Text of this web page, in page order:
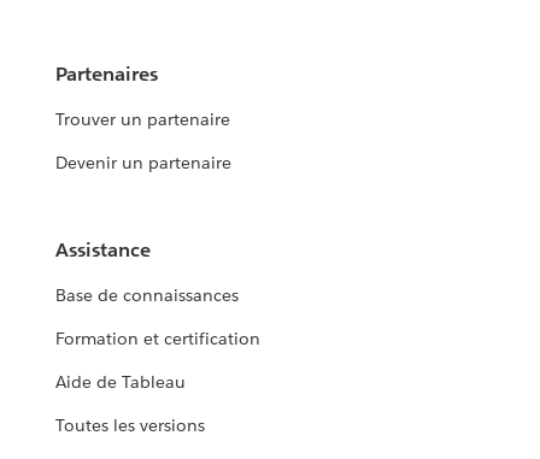
Partenaires
Trouver un partenaire
Devenir un partenaire
Assistance
Base de connaissances
Formation et certification
Aide de Tableau
Toutes les versions